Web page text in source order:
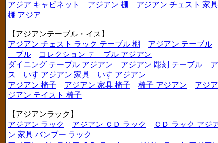
アジア キャビネット
アジアン 棚
アジアン チェスト 家
棚 アジア
【アジアンテーブル・イス】
アジアン チェスト ラック テーブル 棚
アジアン テーブル
ーブル
コレクション テーブル アジアン
ダイニング テーブル アジアン
アジアン 彫刻 テーブル
ス
いす アジアン 家具
いす アジアン
アジアン 椅子
アジアン 家具 椅子 椅子 アジアン
アジ
ジアン テイスト 椅子
【アジアンラック】
アジアン ラック
アジアン ＣＤ ラック
ＣＤ ラック アジ
ン 家具 バンブー ラック